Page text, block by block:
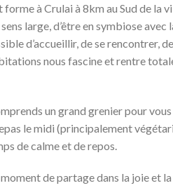
à Crulai à 8km au Sud de la
large, d’être en symbiose
d’accueillir, de se rencontrer,
nous fascine et rentre
un grand grenier pour
le midi (principalement
de calme et de repos.
de partage dans la joie et